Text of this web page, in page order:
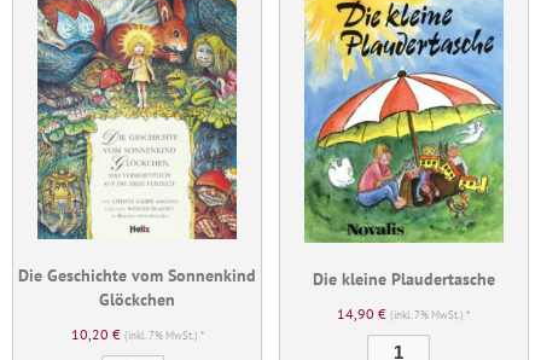
Die Geschichte vom Sonnenkind
Glöckchen
10,20 € (inkl. 7% MwSt.) *
Die kleine Plaudertasche
14,90€ (inkl. 7% MwSt.) *